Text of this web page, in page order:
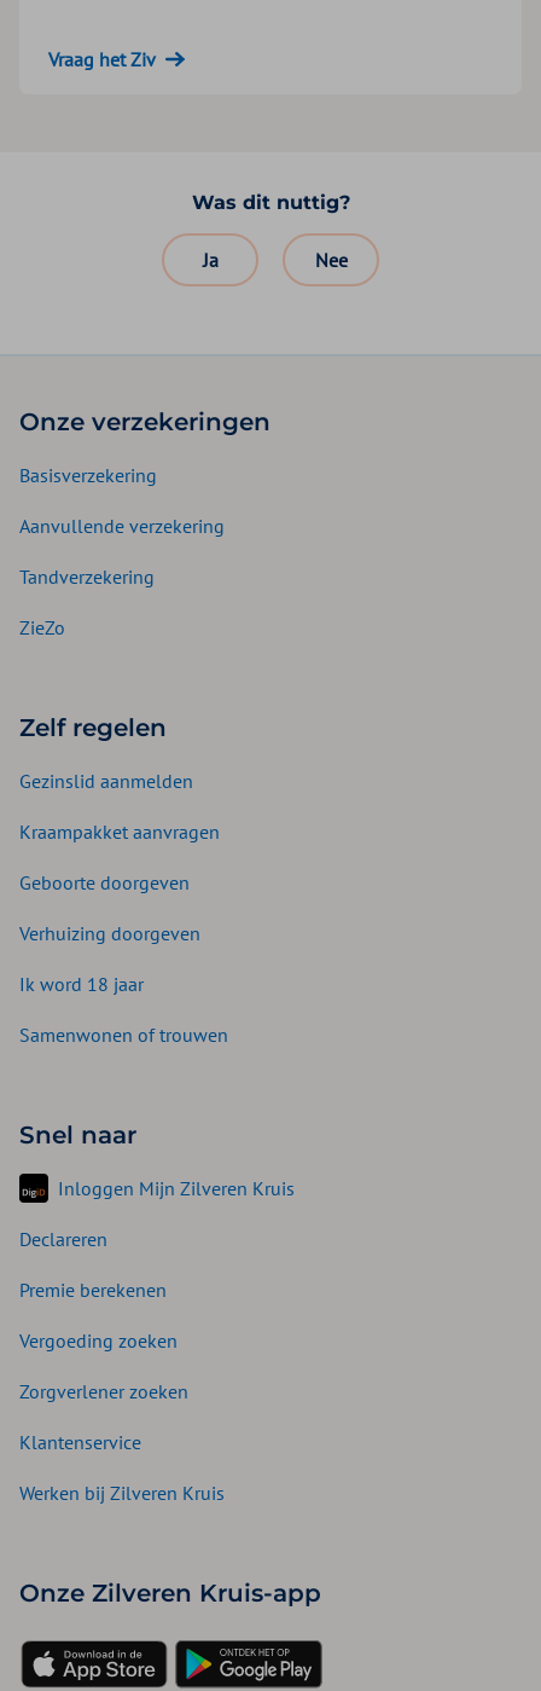
Vraag het Ziv
Was dit nuttig?
Ja Nee
Onze verzekeringen
Basisverzekering
Aanvullende verzekering
Tandverzekering
ZieZo
Zelf regelen
Gezinslid aanmelden
Kraampakket aanvragen
Geboorte doorgeven
Verhuizing doorgeven
Ik word 18 jaar
Samenwonen of trouwen
Snel naar
Inloggen Mijn Zilveren Kruis
Declareren
Premie berekenen
Vergoeding zoeken
Zorgverlener zoeken
Klantenservice
Werken bij Zilveren Kruis
Onze Zilveren Kruis-app